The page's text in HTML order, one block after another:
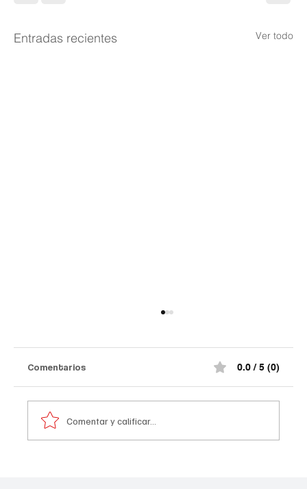
Entradas recientes Ver todo
Comentarios 0.0 / 5 (0)
Comentar y calificar...